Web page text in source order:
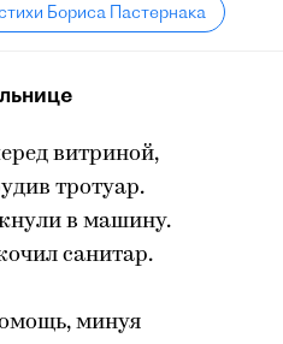
Бориса Пастернака
витриной,
тротуар.
в машину.
санитар.
минуя